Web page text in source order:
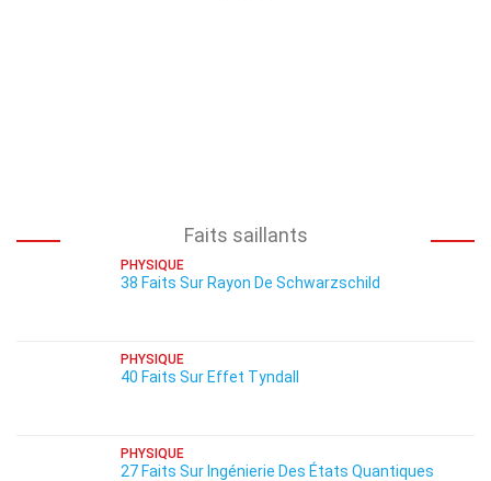
Faits saillants
PHYSIQUE
38 Faits Sur Rayon De Schwarzschild
PHYSIQUE
40 Faits Sur Effet Tyndall
PHYSIQUE
27 Faits Sur Ingénierie Des États Quantiques